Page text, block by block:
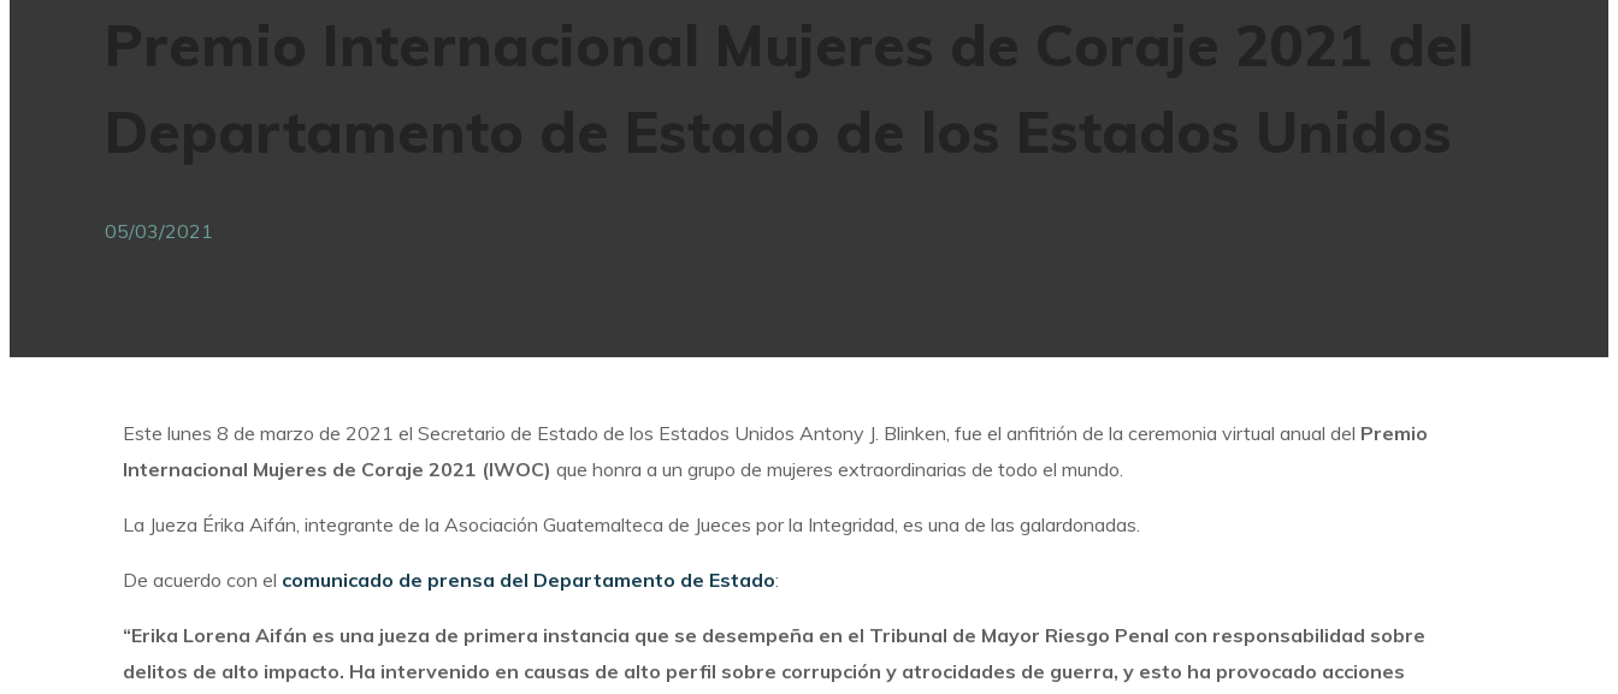
05/03/2021
Este lunes 8 de marzo de 2021 el Secretario de Estado de los Estados Unidos Antony J. Blinken, fue el anfitrión de la ceremonia virtual anual del Premio
Internacional Mujeres de Coraje 2021 (IWOC) que honra a un grupo de mujeres extraordinarias de todo el mundo.
La Jueza Érika Aifán, integrante de la Asociación Guatemalteca de Jueces por la Integridad, es una de las galardonadas.
De acuerdo con el comunicado de prensa del Departamento de Estado:
“Erika Lorena Aifán es una jueza de primera instancia que se desempeña en el Tribunal de Mayor Riesgo Penal con responsabilidad sobre
delitos de alto impacto. Ha intervenido en causas de alto perfil sobre corrupción y atrocidades de guerra, y esto ha provocado acciones